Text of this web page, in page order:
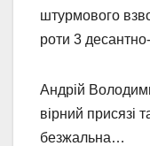
штурмового
роти 3
Андрій
вірний присязі
безжальна…